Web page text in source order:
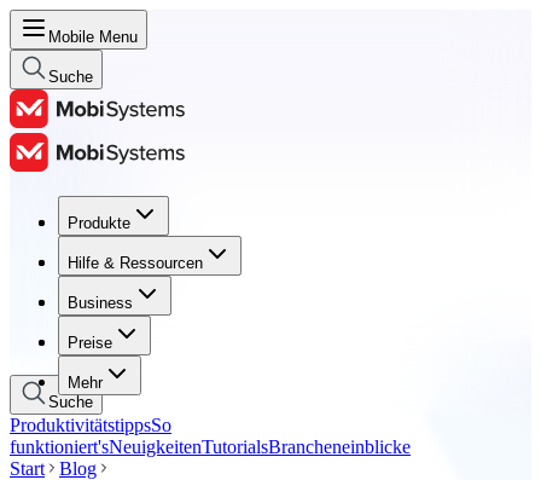
Mobile Menu
Suche
Produkte
Hilfe & Ressourcen
Business
Preise
Mehr
Produkte
Hilfe & Ressourcen
Business
Preise
Suche
ProduktivitätstippsSo
funktioniert'sNeuigkeitenTutorialsBrancheneinblicke
Start
Blog